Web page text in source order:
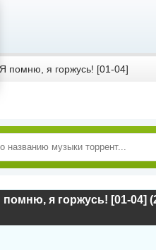
помню, я горжусь! [01-04]
помню, я горжусь! [01-04]